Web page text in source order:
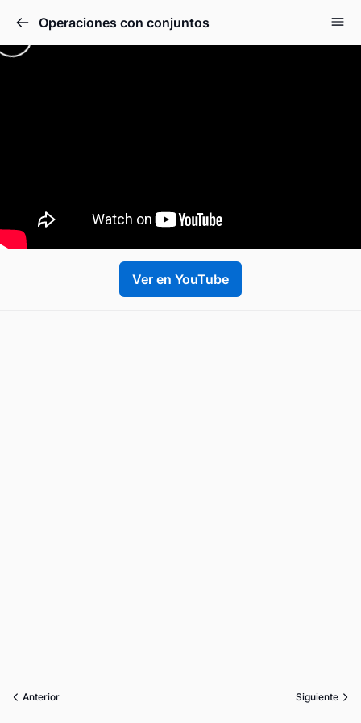
Operaciones con conjuntos
Ver en YouTube
Anterior Siguiente